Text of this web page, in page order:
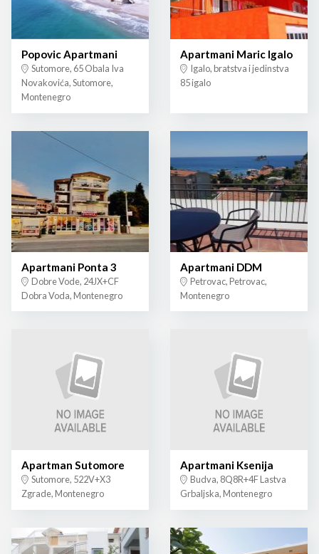
Popovic Apartmani
Sutomore, 65 Obala Iva
Novakovića, Sutomore,
Montenegro
Apartmani Maric Igalo
Igalo, bratstva i jedinstva
85 igalo
Apartmani Ponta 3
Dobre Vode, 24JX+CF
Dobra Voda, Montenegro
Apartmani DDM
Petrovac, Petrovac,
Montenegro
Apartman Sutomore
Sutomore, 522V+X3
Zgrade, Montenegro
Apartmani Ksenija
Budva, 8Q8R+4F Lastva
Grbaljska, Montenegro